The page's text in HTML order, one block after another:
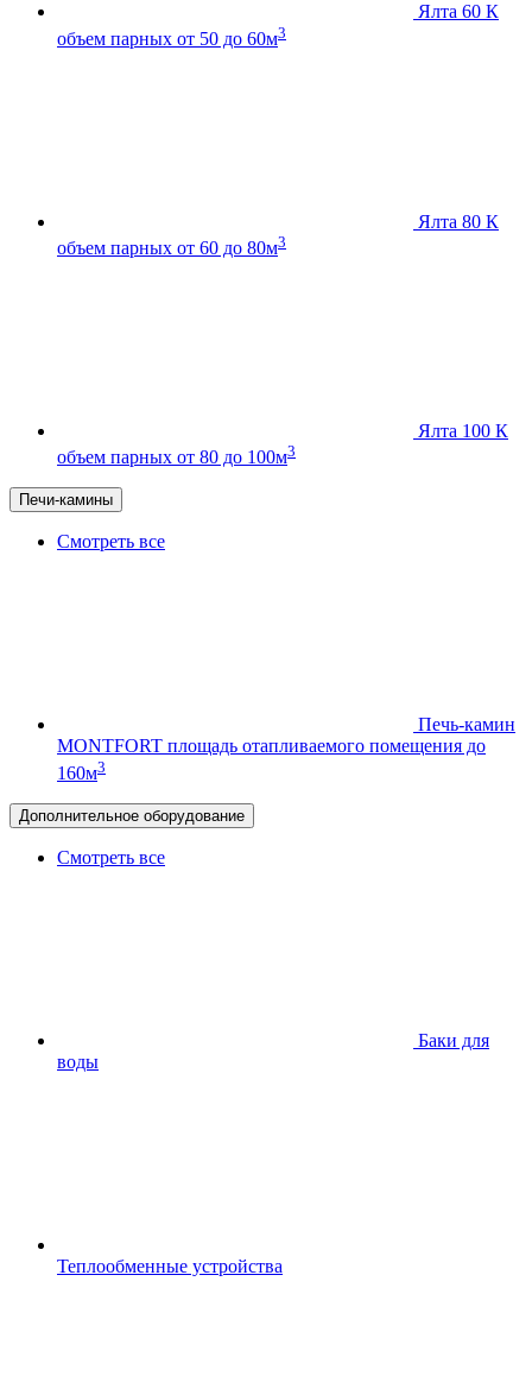
Ялта 60 К
объем парных от 50 до 60м3
Ялта 80 К
объем парных от 60 до 80м3
Ялта 100 К
объем парных от 80 до 100м3
Печи-камины
Смотреть все
Печь-камин
MONTFORT площадь отапливаемого помещения до
160м3
Дополнительное оборудование
Смотреть все
Баки для
воды
Теплообменные устройства